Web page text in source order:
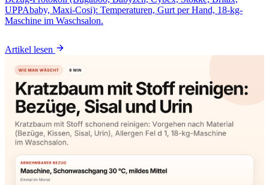
UPPAbaby, Maxi-Cosi): Temperaturen, Gurt per Hand, 18-kg-
Maschine im Waschsalon.
Artikel lesen